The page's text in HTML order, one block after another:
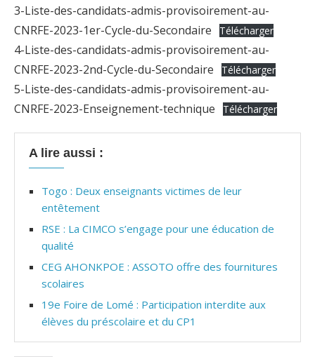
3-Liste-des-candidats-admis-provisoirement-au-
CNRFE-2023-1er-Cycle-du-Secondaire
Télécharger
4-Liste-des-candidats-admis-provisoirement-au-
CNRFE-2023-2nd-Cycle-du-Secondaire
Télécharger
5-Liste-des-candidats-admis-provisoirement-au-
CNRFE-2023-Enseignement-technique
Télécharger
A lire aussi :
Togo : Deux enseignants victimes de leur
entêtement
RSE : La CIMCO s’engage pour une éducation de
qualité
CEG AHONKPOE : ASSOTO offre des fournitures
scolaires
19e Foire de Lomé : Participation interdite aux
élèves du préscolaire et du CP1